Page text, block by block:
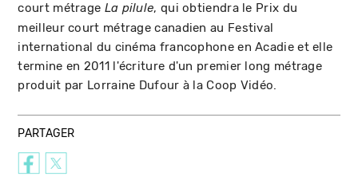
court métrage La pilule, qui obtiendra le Prix du
meilleur court métrage canadien au Festival
international du cinéma francophone en Acadie et elle
termine en 2011 l'écriture d'un premier long métrage
produit par Lorraine Dufour à la Coop Vidéo.
PARTAGER